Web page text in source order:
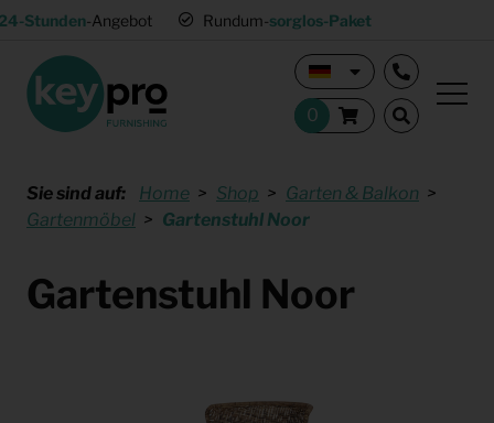
Stunden-Angebot Rundum-sorglos-Paket
Sie sind auf: Home Shop
Garten & Balkon
Gartenmöbel
Gartenstuhl Noor
Gartenstuhl Noor